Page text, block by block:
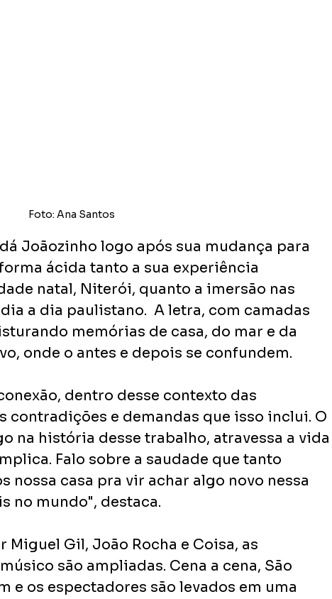
Foto: Ana Santos
Joãozinho logo após sua mudança para
ácida tanto a sua experiência
natal, Niterói, quanto a imersão nas
a dia paulistano.  A letra, com camadas
memórias de casa, do mar e da
onde o antes e depois se confundem.
dentro desse contexto das
contradições e demandas que isso inclui. O
na história desse trabalho, atravessa a vida
Falo sobre a saudade que tanto
nossa casa pra vir achar algo novo nessa
no mundo", destaca.
Gil, João Rocha e Coisa, as
são ampliadas. Cena a cena, São
e os espectadores são levados em uma